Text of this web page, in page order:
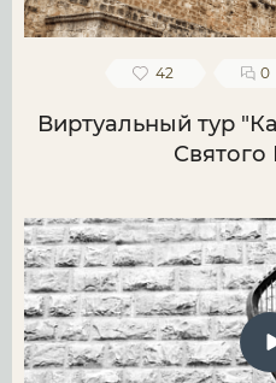
42 0
Виртуальный тур
Святого